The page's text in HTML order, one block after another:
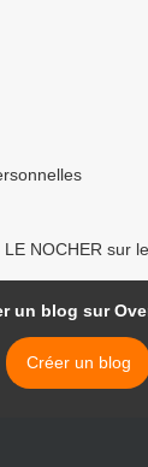
NOCHER sur
un blog sur
Créer un blog